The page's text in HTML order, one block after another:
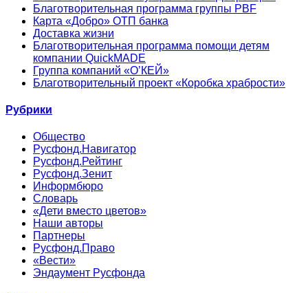
Благотворительная программа группы PBF
Карта «Добро» ОТП банка
Доставка жизни
Благотворительная программа помощи детям
компании QuickMADE
Группа компаний «О’КЕЙ»
Благотворительный проект «Коробка храбрости»
Рубрики
Общество
Русфонд.Навигатор
Русфонд.Рейтинг
Русфонд.Зенит
Информбюро
Словарь
«Дети вместо цветов»
Наши авторы
Партнеры
Русфонд.Право
«Вести»
Эндаумент Русфонда